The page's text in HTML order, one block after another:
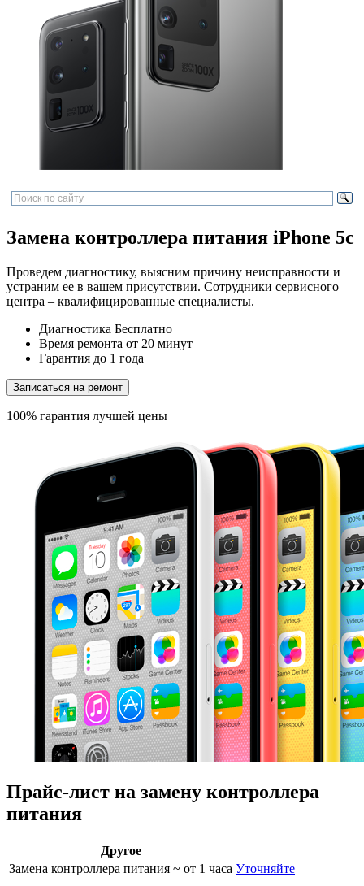
Замена контроллера питания iPhone 5c
Проведем диагностику, выясним причину неисправности и
устраним ее в вашем присутствии. Сотрудники сервисного
центра – квалифицированные специалисты.
Диагностика Бесплатно
Время ремонта от 20 минут
Гарантия до 1 года
Записаться на ремонт
100% гарантия лучшей цены
Прайс-лист на замену контроллера
питания
Другое
Замена контроллера питания ~ от 1 часа Уточняйте